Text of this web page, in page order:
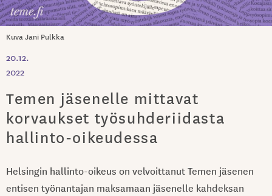
Kuva Jani Pulkka
20.12.
2022
Temen jäsenelle mittavat
korvaukset työsuhderiidasta
hallinto-oikeudessa
Helsingin hallinto-oikeus on velvoittanut Temen jäsenen
entisen työnantajan maksamaan jäsenelle kahdeksan